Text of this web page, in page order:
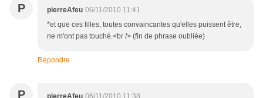
P pierreAfeu 06/11/2010 11:41
*et que ces filles, toutes convaincantes qu'elles puissent être,
ne m'ont pas touché.<br /> (fin de phrase oubliée)
Répondre
P pierreAfeu 06/11/2010 11:38